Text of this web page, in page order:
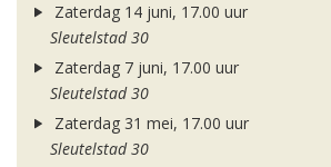
Zaterdag 14 juni, 17.00 uur
Sleutelstad 30
Zaterdag 7 juni, 17.00 uur
Sleutelstad 30
Zaterdag 31 mei, 17.00 uur
Sleutelstad 30